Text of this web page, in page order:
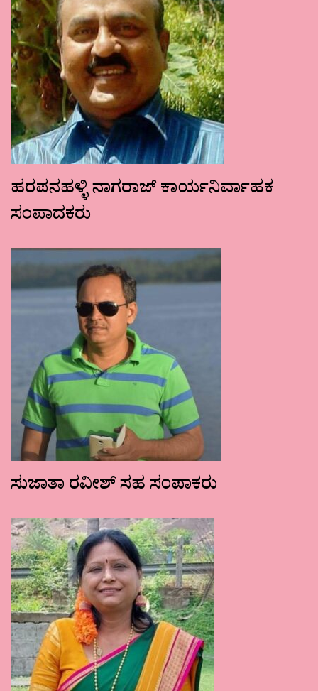
ಹರಪನಹಳ್ಳಿ ನಾಗರಾಜ್ ಕಾರ್ಯನಿರ್ವಾಹಕ
ಸಂಪಾದಕರು
ಸುಜಾತಾ ರವೀಶ್ ಸಹ ಸಂಪಾಕರು